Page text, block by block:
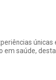
saúde,